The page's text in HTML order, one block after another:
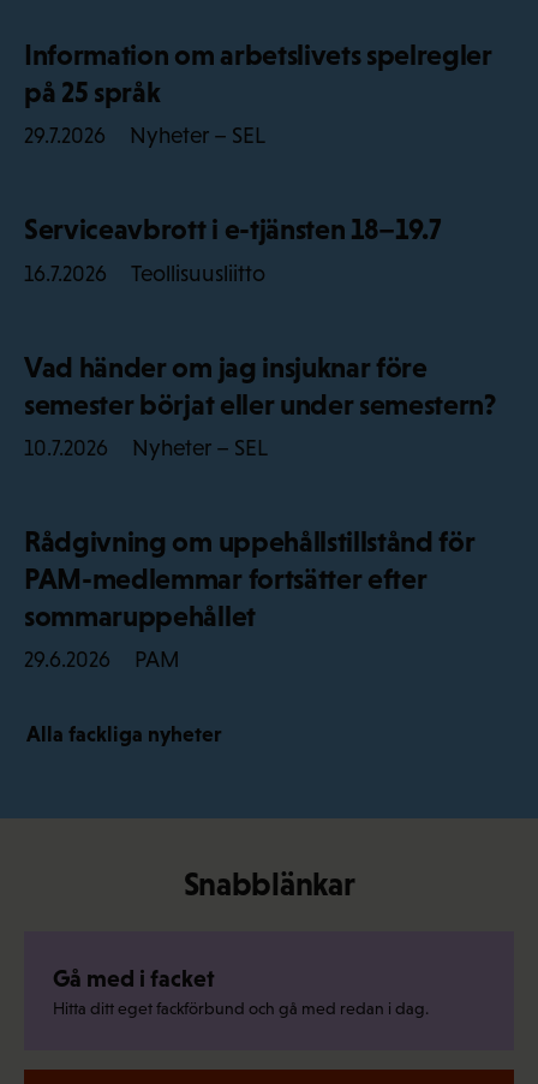
Information om arbetslivets spelregler
på 25 språk
29.7.2026 Nyheter – SEL
Serviceavbrott i e-tjänsten 18–19.7
16.7.2026 Teollisuusliitto
Vad händer om jag insjuknar före
semester börjat eller under semestern?
10.7.2026 Nyheter – SEL
Rådgivning om uppehållstillstånd för
PAM-medlemmar fortsätter efter
sommaruppehållet
29.6.2026 PAM
Alla fackliga nyheter
Snabblänkar
Gå med i facket
Hitta ditt eget fackförbund och gå med redan i dag.